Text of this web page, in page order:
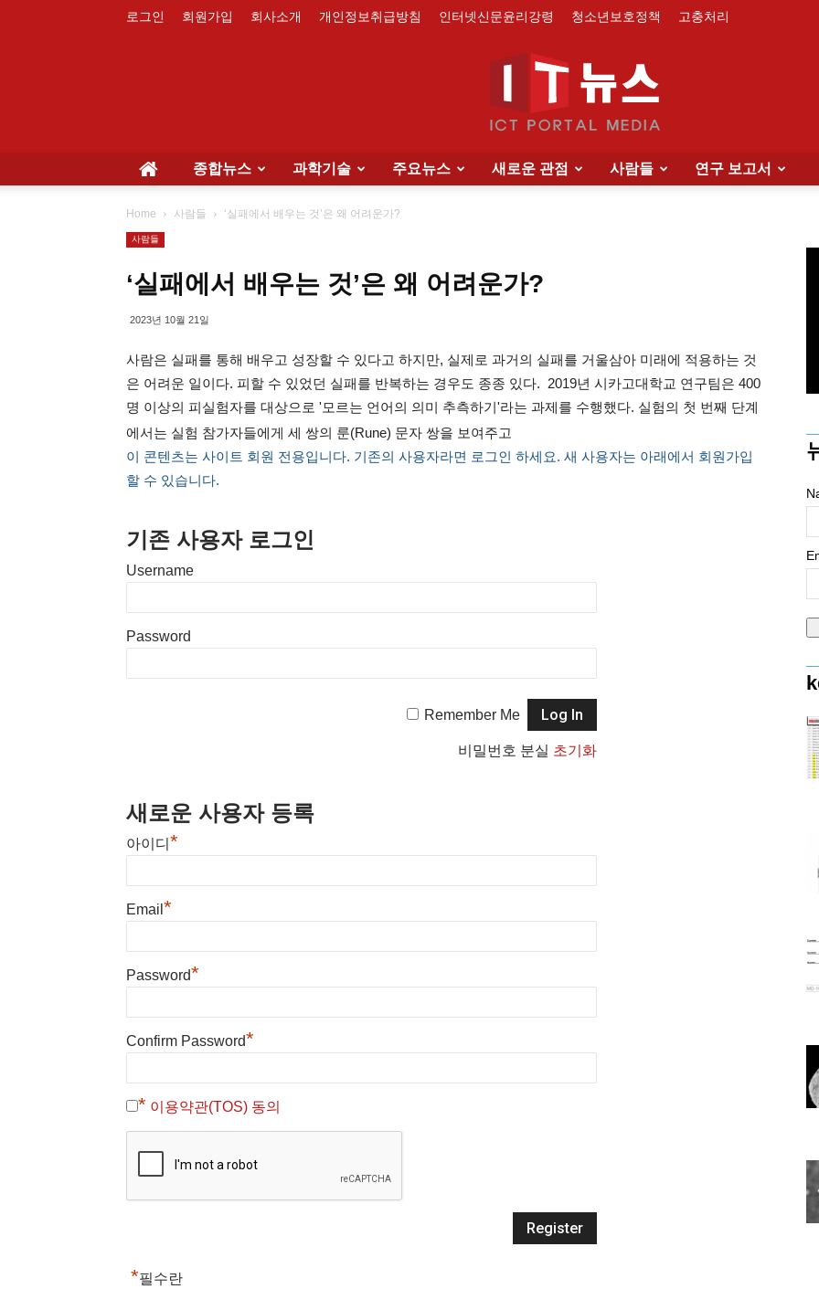
로그인 회원가입 회사소개 개인정보취급방침 인터넷신문윤리강령 청소년보호정책 고충처리
종합뉴스 과학기술 주요뉴스 새로운 관점 사람들 연구 보고서
Home 사람들 ‘실패에서 배우는 것’은 왜 어려운가?
사람들
‘실패에서 배우는 것’은 왜 어려운가?
2023년 10월 21일
사람은 실패를 통해 배우고 성장할 수 있다고 하지만, 실제로 과거의 실패를 거울삼아 미래에 적용하는 것
은 어려운 일이다. 피할 수 있었던 실패를 반복하는 경우도 종종 있다. 2019년 시카고대학교 연구팀은 400
명 이상의 피실험자를 대상으로 '모르는 언어의 의미 추측하기'라는 과제를 수행했다. 실험의 첫 번째 단계
에서는 실험 참가자들에게 세 쌍의 룬(Rune) 문자 쌍을 보여주고
이 콘텐츠는 사이트 회원 전용입니다. 기존의 사용자라면 로그인 하세요. 새 사용자는 아래에서 회원가입
할 수 있습니다.
기존 사용자 로그인
Username
Password
Remember Me
비밀번호 분실 초기화
새로운 사용자 등록
아이디 *
Email *
Password*
Confirm Password*
* 이용약관(TOS) 동의
*필수란